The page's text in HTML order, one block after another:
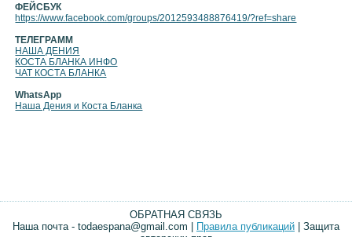
ФЕЙСБУК
https://www.facebook.com/groups/2012593488876419/?ref=share
ТЕЛЕГРАММ
НАША ДЕНИЯ
КОСТА БЛАНКА ИНФО
ЧАТ КОСТА БЛАНКА
WhatsApp
Наша Дения и Коста Бланка
ОБРАТНАЯ СВЯЗЬ
Наша почта - todaespana@gmail.com |
Правила публикаций | Защита